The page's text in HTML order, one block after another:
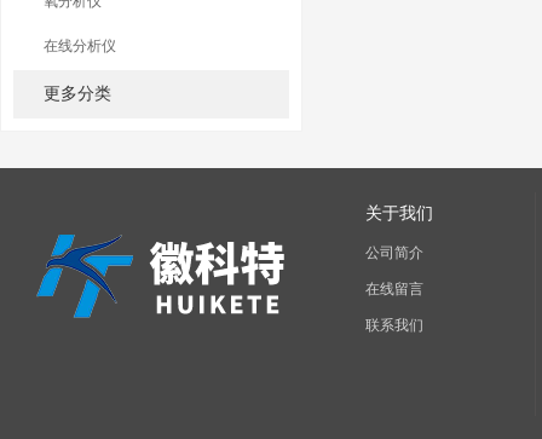
在线分析仪
更多分类
关于我们
公司简介
在线留言
联系我们